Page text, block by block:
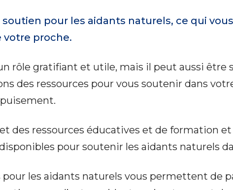
pour les aidants naturels, ce qui
votre proche.
rôle gratifiant et utile, mais il peut aussi être
des ressources pour vous soutenir dans
des ressources éducatives et de formation
pour soutenir les aidants naturels
les aidants naturels vous permettent de